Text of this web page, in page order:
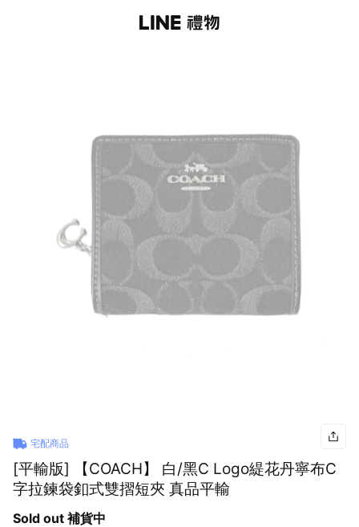
宅配商品
[平輸版] 【COACH】 白/黑C Logo緹花丹寧布C
字拉鍊袋釦式雙摺短夾 真品平輸
Sold out 補貨中